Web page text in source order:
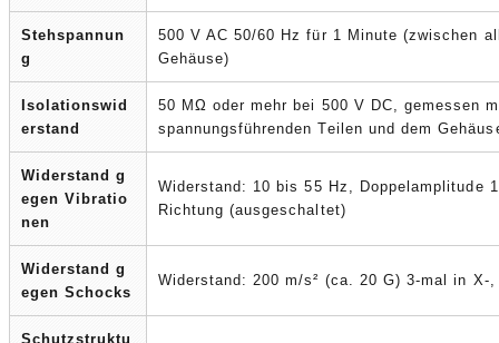
Stehspannun
g
500 V AC 50/60 Hz für 1 Minute (zwischen
Gehäuse)
Isolationswid
erstand
50 MΩ oder mehr bei 500 V DC, gemessen
spannungsführenden Teilen und dem
Widerstand g
egen Vibratio
nen
Widerstand: 10 bis 55 Hz, Doppelamplitude
Richtung (ausgeschaltet)
Widerstand g
egen Schocks
Widerstand: 200 m/s² (ca. 20 G) 3-mal in
Schutzstruktu